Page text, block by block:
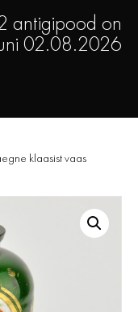
antigipood on
02.08.2026
klaasist vaas